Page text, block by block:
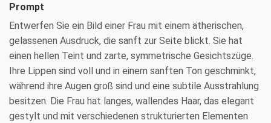
Prompt
Entwerfen Sie ein Bild einer Frau mit einem ätherischen,
gelassenen Ausdruck, die sanft zur Seite blickt. Sie hat
einen hellen Teint und zarte, symmetrische Gesichtszüge.
Ihre Lippen sind voll und in einem sanften Ton geschminkt,
während ihre Augen groß sind und eine subtile Ausstrahlung
besitzen. Die Frau hat langes, wallendes Haar, das elegant
gestylt und mit verschiedenen strukturierten Elementen